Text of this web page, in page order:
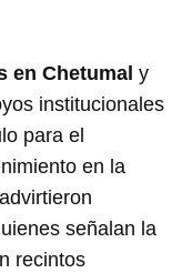
en Chetumal y
institucionales
para el
en la
señalan la
recintos